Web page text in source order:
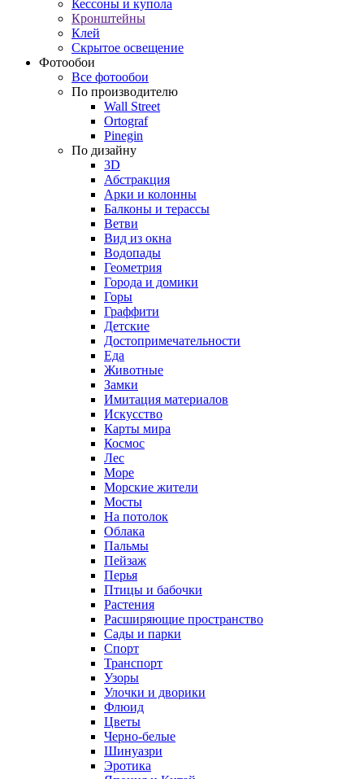
Кессоны и купола
Кронштейны
Клей
Скрытое освещение
Фотообои
Все фотообои
По производителю
Wall Street
Ortograf
Pinegin
По дизайну
3D
Абстракция
Арки и колонны
Балконы и терассы
Ветви
Вид из окна
Водопады
Геометрия
Города и домики
Горы
Граффити
Детские
Достопримечательности
Еда
Животные
Замки
Имитация материалов
Искусство
Карты мира
Космос
Лес
Море
Морские жители
Мосты
На потолок
Облака
Пальмы
Пейзаж
Перья
Птицы и бабочки
Растения
Расширяющие пространство
Сады и парки
Спорт
Транспорт
Узоры
Улочки и дворики
Флюид
Цветы
Черно-белые
Шинуазри
Эротика